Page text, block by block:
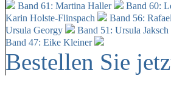
Band 61: Martina Haller
Band 60:
Karin Holste-Flinspach
Band 56:
Ursula Georgy
Band 51: Ursula Jaksch
Band 47: Eike Kleiner
Bestellen Sie